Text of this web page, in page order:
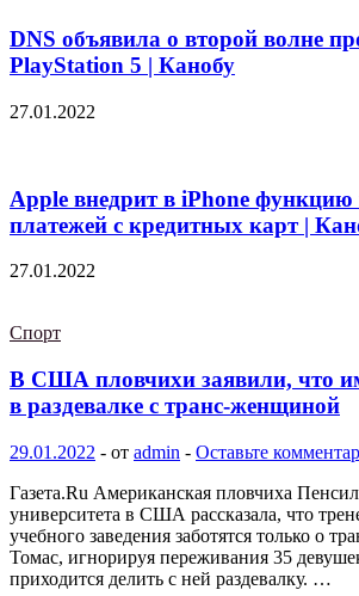
DNS объявила о второй волне
PlayStation 5 | Канобу
27.01.2022
Apple внедрит в iPhone функцию
платежей с кредитных карт |
27.01.2022
Спорт
В США пловчихи заявили, что
в раздевалке с транс-женщиной
29.01.2022 - от admin - Оставьте
Газета.Ru Американская пловчиха
университета в США рассказала, что
учебного заведения заботятся только о
Томас, игнорируя переживания 35
приходится делить с ней раздевалку. …